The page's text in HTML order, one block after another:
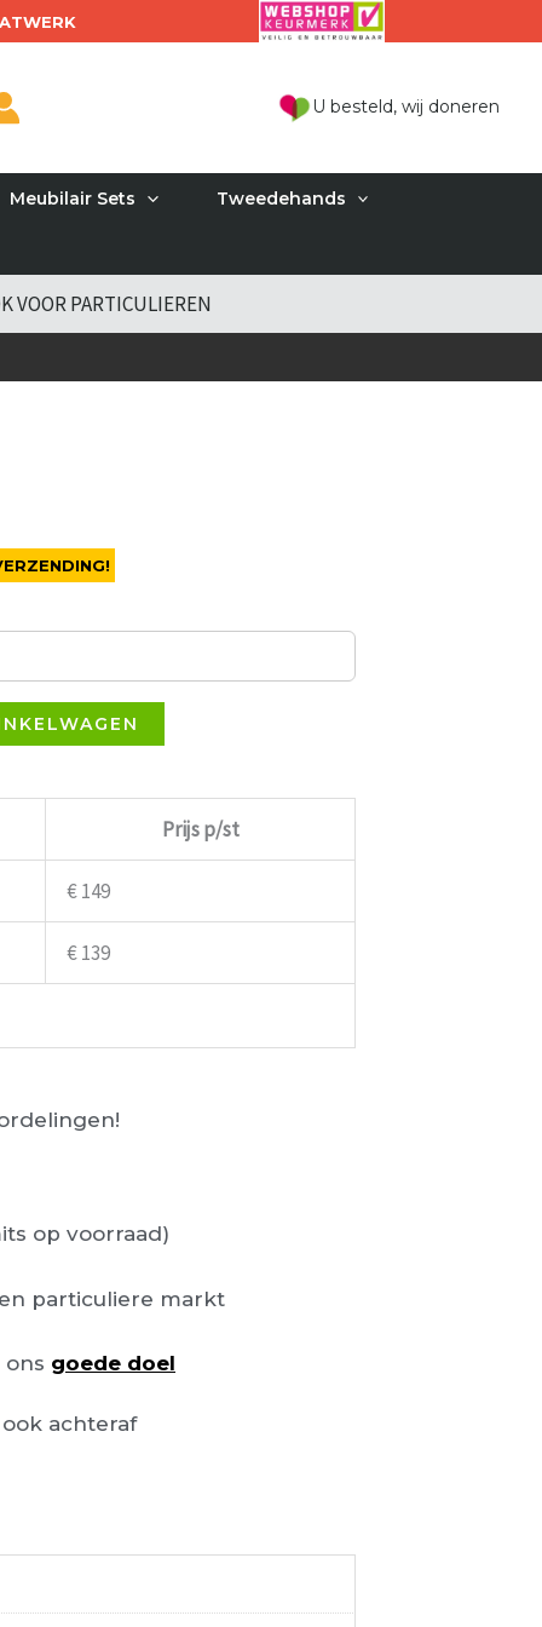
U besteld, wij doneren
Meubilair Sets Tweedehands
VOOR PARTICULIEREN
Prijs p/st
€ 149
€ 139
op voorraad)
particuliere markt
ons goede doel
ook achteraf